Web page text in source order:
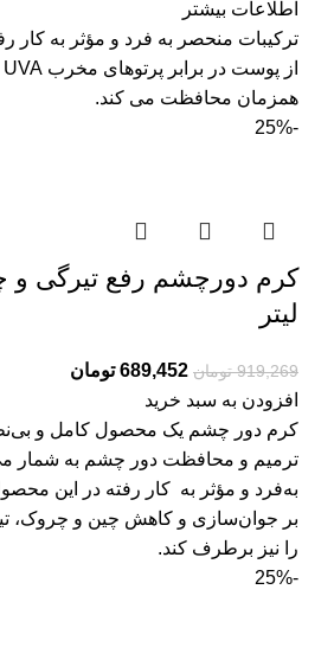
اطلاعات بیشتر
ترکیبات منحصر به فرد و مؤثر به کار
همزمان محافظت می کند.
-25%
لیتر
919,269 تومان 689,452 تومان
افزودن به سبد خرید
کرم دور چشم یک محصول کامل و
ترمیم و محافظت دور چشم به ­­شمار
به‌فرد و مؤثر به ­ کار­ رفته در این
بر جوان‌سازی و کاهش چین و چروک،
را نیز برطرف کند.
-25%